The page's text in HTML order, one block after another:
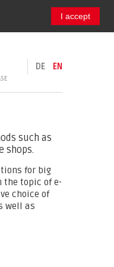
I accept
DE EN
such as
shops.
for big
topic of e-
choice of
well as